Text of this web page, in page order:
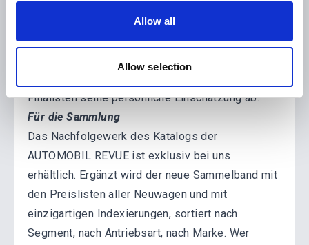
may combine it with other information that you’ve
provided to them or that they’ve collected from your use
Allow all
Allow selection
ersten Probefahrten in Dänemark bis zu den
knallharten finalen Wintertests im eiskalten
Finalisten seine persönliche Einschätzung ab.
Für die Sammlung
Das Nachfolgewerk des Katalogs der
AUTOMOBIL REVUE ist exklusiv bei uns
erhältlich. Ergänzt wird der neue Sammelband mit
den Preislisten aller Neuwagen und mit
einzigartigen Indexierungen, sortiert nach
Segment, nach Antriebsart, nach Marke. Wer